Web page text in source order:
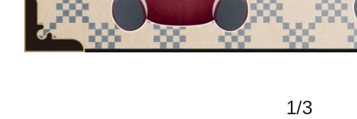
1/3